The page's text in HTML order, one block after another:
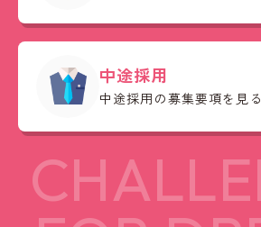
中途採用
中途採用の募集要項を見る